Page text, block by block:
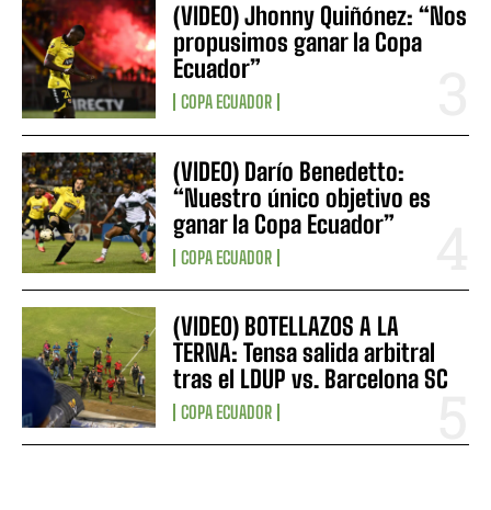
(VIDEO) Jhonny Quiñónez: “Nos
propusimos ganar la Copa
Ecuador”
COPA ECUADOR
(VIDEO) Darío Benedetto:
“Nuestro único objetivo es
ganar la Copa Ecuador”
COPA ECUADOR
(VIDEO) BOTELLAZOS A LA
TERNA: Tensa salida arbitral
tras el LDUP vs. Barcelona SC
COPA ECUADOR